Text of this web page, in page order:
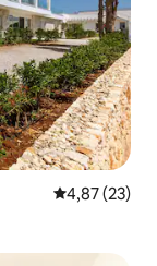
4,87 de uma
4,87 (23)